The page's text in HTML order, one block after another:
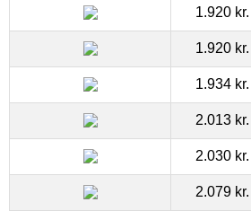
1.920 kr.
1.920 kr.
1.934 kr.
2.013 kr.
2.030 kr.
2.079 kr.